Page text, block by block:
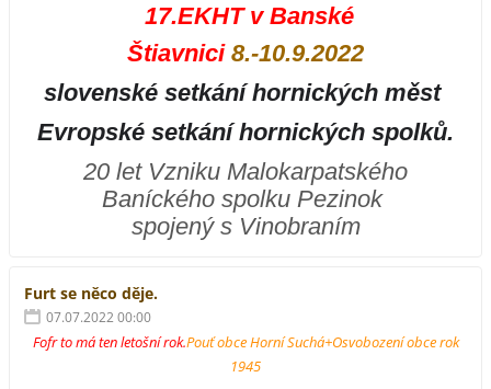
17.EKHT v Banské
Štiavnici 8.-10.9.2022
slovenské setkání hornických měst
Evropské setkání hornických spolků.
20 let Vzniku Malokarpatského
Baníckého spolku Pezinok
spojený s Vinobraním
Furt se něco děje.
07.07.2022 00:00
Fofr to má ten letošní rok.Pouť obce Horní Suchá+Osvobození obce rok
1945